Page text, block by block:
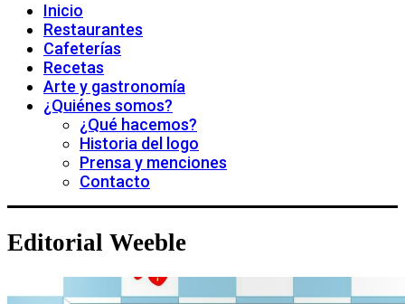
Inicio
Restaurantes
Cafeterías
Recetas
Arte y gastronomía
¿Quiénes somos?
¿Qué hacemos?
Historia del logo
Prensa y menciones
Contacto
Editorial Weeble